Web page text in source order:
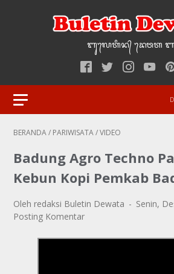
ᬩᬸ᭢ᬮᬢᬶᬦ᭄‌ ᭢ᬤᬯᬢ‌‌‌
BERANDA/ PARIWISATA/VIDEO
Badung Agro Techno
Kebun Kopi Pemkab
Oleh redaksi Buletin Dewata
Senin,
Posting Komentar